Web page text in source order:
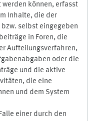
können, erfasst
Inhalte, die der
selbst eingegeben
in Foren, die
Aufteilungsverfahren,
oder die
und die aktive
die eine
und dem System
einer durch den